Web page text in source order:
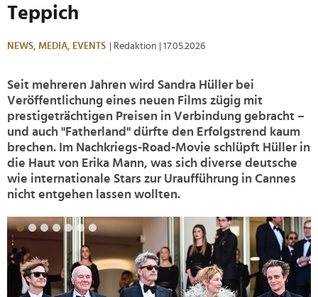
Teppich
NEWS, MEDIA, EVENTS | Redaktion | 17.05.2026
Seit mehreren Jahren wird Sandra Hüller bei
Veröffentlichung eines neuen Films zügig mit
prestigeträchtigen Preisen in Verbindung gebracht –
und auch "Fatherland" dürfte den Erfolgstrend kaum
brechen. Im Nachkriegs-Road-Movie schlüpft Hüller in
die Haut von Erika Mann, was sich diverse deutsche
wie internationale Stars zur Uraufführung in Cannes
nicht entgehen lassen wollten.
>